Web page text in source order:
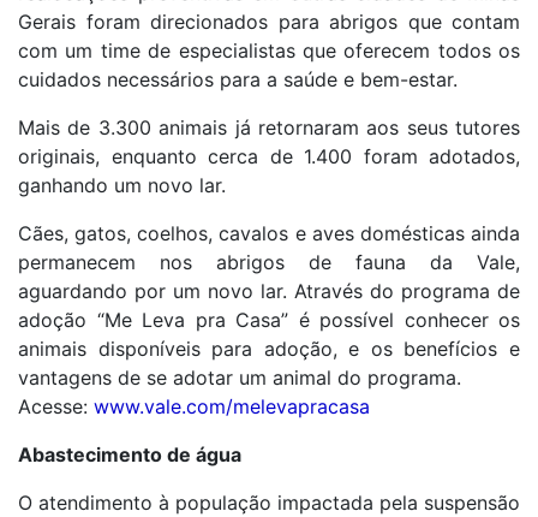
Gerais foram direcionados para abrigos que contam
com um time de especialistas que oferecem todos os
cuidados necessários para a saúde e bem-estar.
Mais de 3.300 animais já retornaram aos seus tutores
originais, enquanto cerca de 1.400 foram adotados,
ganhando um novo lar.
Cães, gatos, coelhos, cavalos e aves domésticas ainda
permanecem nos abrigos de fauna da Vale,
aguardando por um novo lar. Através do programa de
adoção “Me Leva pra Casa” é possível conhecer os
animais disponíveis para adoção, e os benefícios e
vantagens de se adotar um animal do programa.
Acesse: www.vale.com/melevapracasa
Abastecimento de água
O atendimento à população impactada pela suspensão